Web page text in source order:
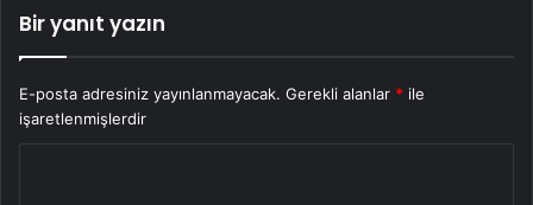
Bir yanıt yazın
E-posta adresiniz yayınlanmayacak. Gerekli alanlar * ile
işaretlenmişlerdir